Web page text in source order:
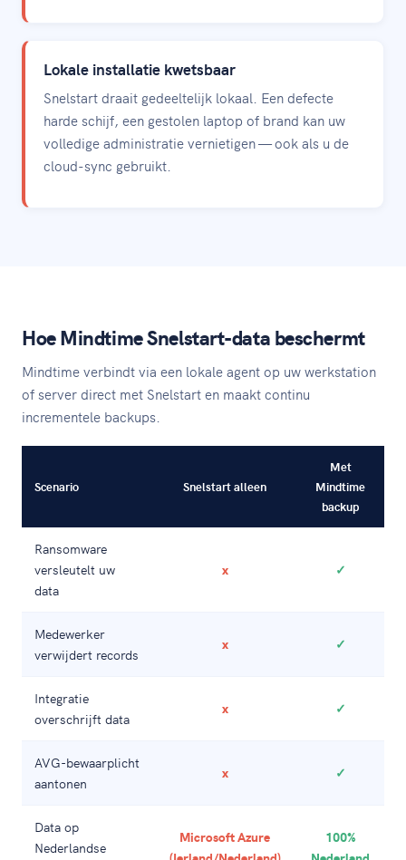
Lokale installatie kwetsbaar
Snelstart draait gedeeltelijk lokaal. Een defecte
harde schijf, een gestolen laptop of brand kan uw
volledige administratie vernietigen — ook als u de
cloud-sync gebruikt.
Hoe Mindtime Snelstart-data beschermt
Mindtime verbindt via een lokale agent op uw werkstation
of server direct met Snelstart en maakt continu
incrementele backups.
Scenario Snelstart alleen
Met
Mindtime
backup
Ransomware
versleutelt uw
data
x ✓
Medewerker
verwijdert records
x ✓
Integratie
overschrijft data
x ✓
AVG-bewaarplicht
aantonen
x ✓
Data op
Nederlandse
Microsoft Azure
100%